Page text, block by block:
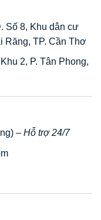
Số 8, Khu dân cư
Răng, TP. Cần Thơ
Khu 2, P. Tân Phong,
–Hỗ trợ 24/7